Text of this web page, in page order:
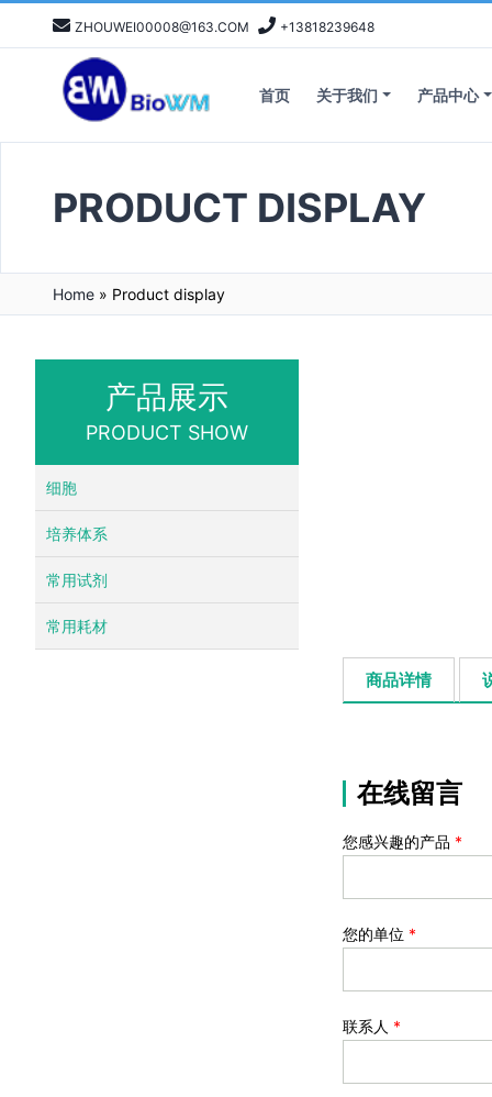
ZHOUWEI00008@163.COM +13818239648
首页 关于我们 产品中心
PRODUCT DISPLAY
Home » Product display
产品展示
PRODUCT SHOW
细胞
培养体系
常用试剂
常用耗材
商品详情
在线留言
您感兴趣的产品 *
您的单位 *
联系人 *